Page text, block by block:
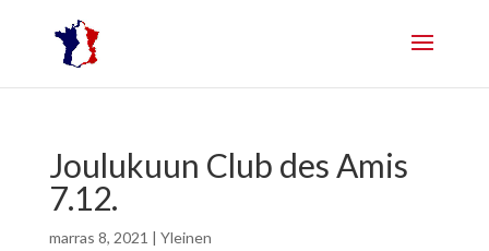
Joulukuun Club des Amis
7.12.
marras 8, 2021 | Yleinen